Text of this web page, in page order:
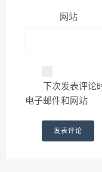
网站
下次发表评论
电子邮件和网站